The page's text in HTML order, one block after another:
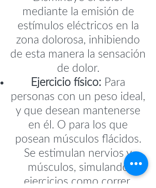
mediante la emisión de
estímulos eléctricos en la
zona dolorosa, inhibiendo
de esta manera la sensación
de dolor.
Ejercicio físico: Para
personas con un peso ideal,
y que desean mantenerse
en él. O para los que
posean músculos flácidos.
Se estimulan nervios y
músculos, simulando
ejercicios como correr,